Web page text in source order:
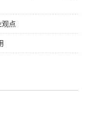
观点